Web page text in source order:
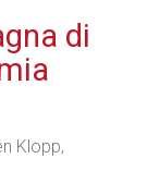
di
Klopp,